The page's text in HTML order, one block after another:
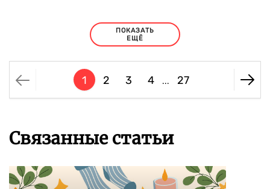
ПОКАЗАТЬ
ЕЩЁ
1 2 3 4 ... 27
Связанные статьи